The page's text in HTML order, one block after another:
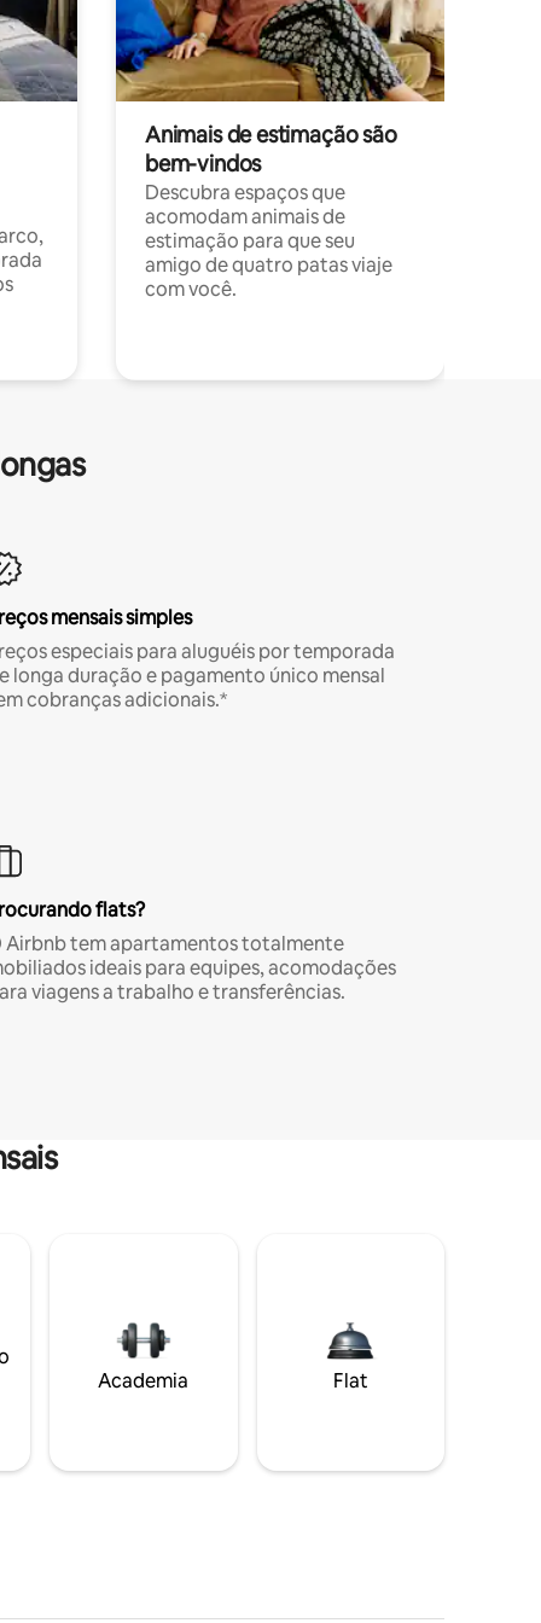
Animais de estimação são
bem-vindos
Descubra espaços que
acomodam animais de
estimação para que seu
amigo de quatro patas viaje
com você.
mensais simples
especiais para aluguéis por temporada
longa duração e pagamento único mensal
cobranças adicionais.*
flats?
Airbnb tem apartamentos totalmente
ideais para equipes, acomodações
viagens a trabalho e transferências.
Academia Flat